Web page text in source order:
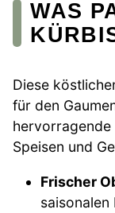
WAS
Diese
für den
hervorragende
Speisen und
Frischer